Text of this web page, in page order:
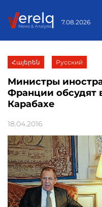
7.08.2026
Հայերեն Русский
Министры
Франции обсудят
Карабахе
18.04.2016